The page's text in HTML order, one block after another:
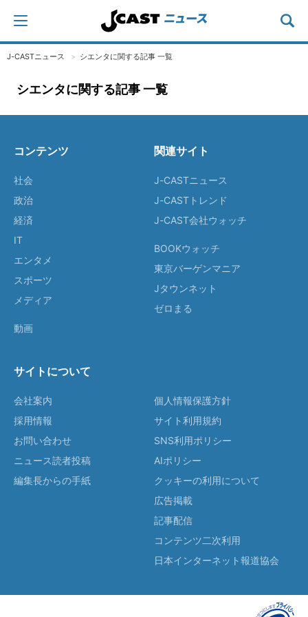
J-CASTニュース シエンタに関する記事 一覧
シエンタに関する記事 一覧
コンテンツ
社会
政治
経済
IT
エンタメ
スポーツ
メディア
動画
関連サイト
J-CASTニュース
J-CASTトレンド
J-CAST会社ウォッチ
BOOKウォッチ
東京バーゲンマニア
Jタウンネット
ゼロまる
サイトについて
会社案内
採用情報
お問い合わせ
ニュース読者投稿
編集長からの手紙
個人情報保護方針
サイト利用規約
SNS利用ポリシー
AIポリシー
クッキーの利用について
広告掲載
記事配信
コンテンツ二次利用
日本インターネット報道協会